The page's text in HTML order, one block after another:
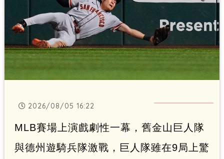
2026/08/05 16:22
MLB賽場上演戲劇性一幕，舊金山巨人隊
與德州遊騎兵隊激戰，巨人隊雖在9局上驚